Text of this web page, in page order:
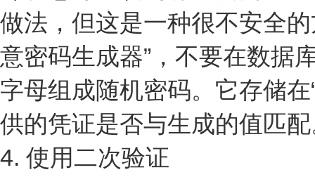
做法，但这是一种很不安全
意密码生成器”，不要在数据
字母组成随机密码。它存储
供的凭证是否与生成的值匹
4. 使用二次验证